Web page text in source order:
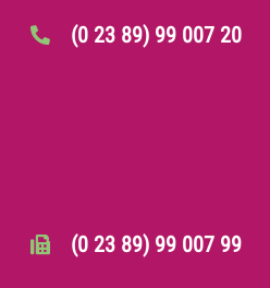
(0 23 89) 99 007 20
(0 23 89) 99 007 99